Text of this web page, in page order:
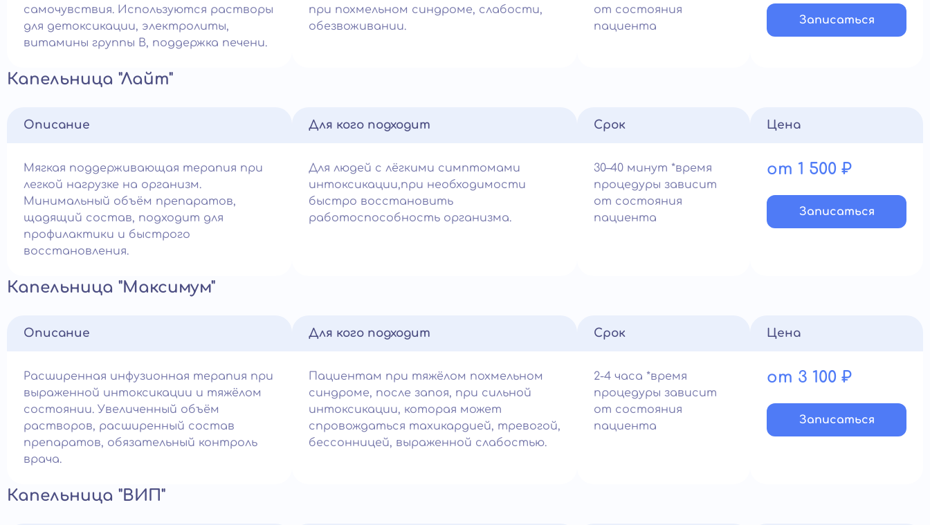
самочувствия. Используются растворы
для детоксикации, электролиты,
витамины группы B, поддержка печени.
при похмельном синдроме, слабости,
обезвоживании.
от состояния
пациента
Записатьcя
Капельница "Лайт"
Описание
Мягкая поддерживающая терапия при
легкой нагрузке на организм.
Минимальный объём препаратов,
щадящий состав, подходит для
профилактики и быстрого
восстановления.
Для кого подходит
Для людей с лёгкими симптомами
интоксикации,при необходимости
быстро восстановить
работоспособность организма.
Срок
30–40 минут *время
процедуры зависит
от состояния
пациента
Цена
от 1 500 ₽
Записатьcя
Капельница "Максимум"
Описание
Расширенная инфузионная терапия при
выраженной интоксикации и тяжёлом
состоянии. Увеличенный объём
растворов, расширенный состав
препаратов, обязательный контроль
врача.
Для кого подходит
Пациентам при тяжёлом похмельном
синдроме, после запоя, при сильной
интоксикации, которая может
спровождаться тахикардией, тревогой,
бессонницей, выраженной слабостью.
Срок
2-4 часа *время
процедуры зависит
от состояния
пациента
Цена
от 3 100 ₽
Записатьcя
Капельница "ВИП"